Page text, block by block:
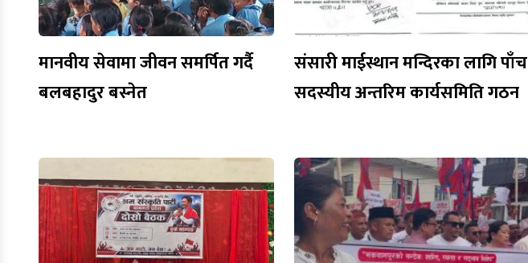
मानवीय सेवामा जीवन समर्पित गर्दै
बलबहादुर बस्नेत
संसारी माईस्थान मन्दिरका लागि पाँच
सदस्यीय अन्तरिम कार्यसमिति गठन